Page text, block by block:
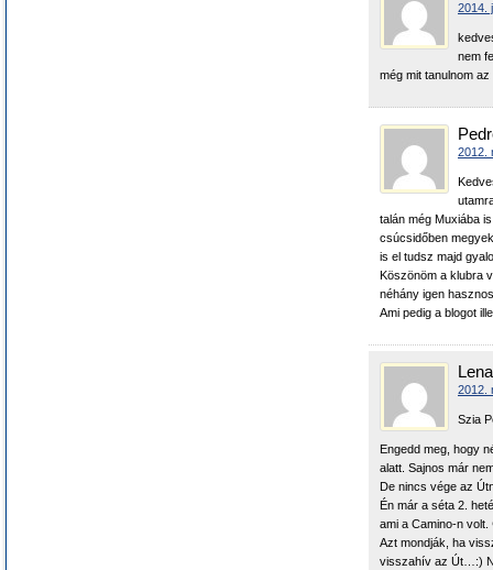
2014.
nem
még mit tanulnom
2012.
talán még Muxiába
csúcsidőben
is el tudsz majd
Köszönöm a klubra
néhány igen
Ami pedig a blogot
Lena
2012.
Szia
Engedd meg, hogy
alatt. Sajnos már
De nincs vége az
Én már a séta 2.
ami a Camino-n
Azt mondják, ha
visszahív az Út…:)